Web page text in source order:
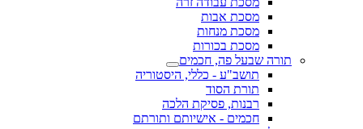
מסכת אבות
מסכת מנחות
מסכת בכורות
תורה שבעל פה, חכמים
תושב"ע - כללי, היסטוריה
תורת הסוד
רבנות, פסיקת הלכה
חכמים - אישיותם ותורתם